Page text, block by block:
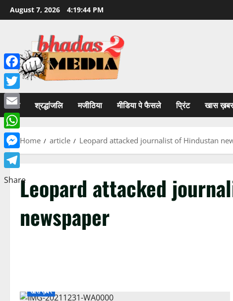
Skip
to
August 7, 2026 4:19:45 PM
होम श्रद्धांजलि मजीठिया मीडिया पे फैसले प्रिंट खास ख़बर
Home article Leopard attacked journalist of Hindustan
Leopard attacked
newspaper
खास ख़बर
Facebook
Twitter
Email
WhatsApp
Messenger
Telegram
Share